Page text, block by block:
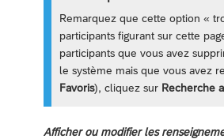
Remarquez que cette option «
participants figurant sur cette
participants que vous avez
le système mais que vous avez
Favoris), cliquez sur Recherche
Afficher ou modifier les